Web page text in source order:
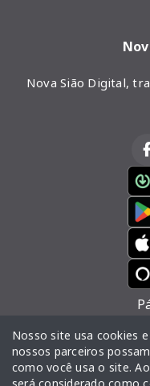
Nova Sião Digital,
Nosso site usa cookies
nossos parceiros
como você usa o site.